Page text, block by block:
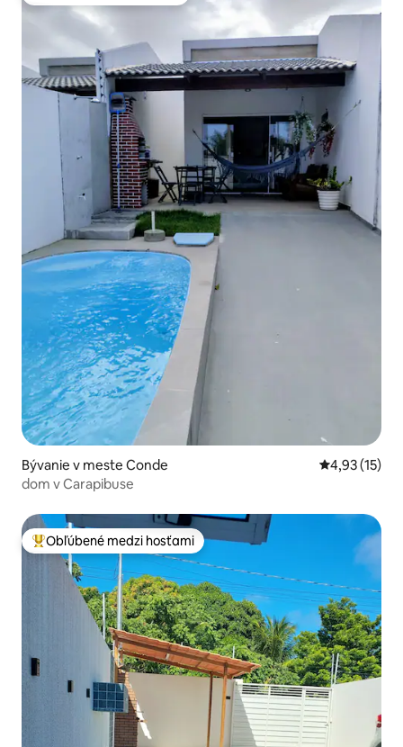
Bývanie v meste Conde Priemerné
4,93 (15)
dom v Carapibuse
Najobľúbenejšie medzi hosťami
Obľúbené medzi hosťami